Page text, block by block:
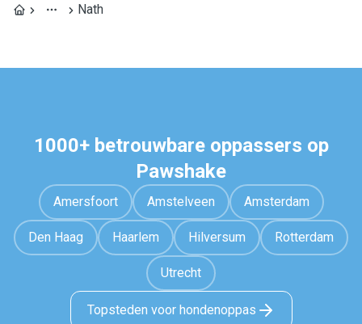
Nath
1000+ betrouwbare oppassers op
Pawshake
Amersfoort Amstelveen Amsterdam
Den Haag Haarlem Hilversum Rotterdam
Utrecht
Topsteden voor hondenoppas